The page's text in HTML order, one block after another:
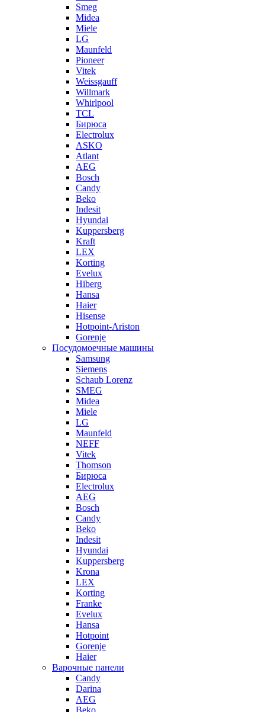
Smeg
Midea
Miele
LG
Maunfeld
Pioneer
Vitek
Weissgauff
Willmark
Whirlpool
TCL
Бирюса
Electrolux
ASKO
Atlant
AEG
Bosch
Candy
Beko
Indesit
Hyundai
Kuppersberg
Kraft
LEX
Korting
Evelux
Hiberg
Hansa
Haier
Hisense
Hotpoint-Ariston
Gorenje
Посудомоечные машины
Samsung
Siemens
Schaub Lorenz
SMEG
Midea
Miele
LG
Maunfeld
NEFF
Vitek
Thomson
Бирюса
Electrolux
AEG
Bosch
Candy
Beko
Indesit
Hyundai
Kuppersberg
Krona
LEX
Korting
Franke
Evelux
Hansa
Hotpoint
Gorenje
Haier
Варочные панели
Candy
Darina
AEG